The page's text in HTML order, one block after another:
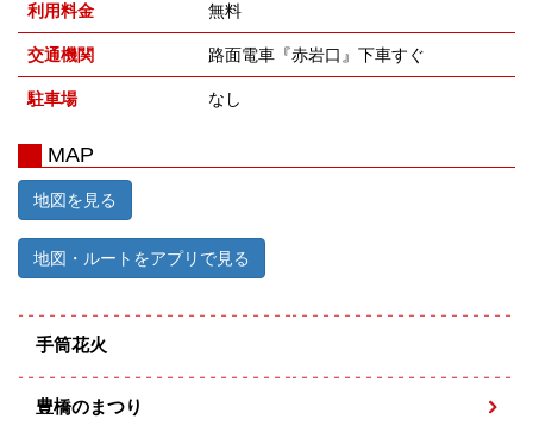
利用料金 無料
交通機関 路面電車『赤岩口』下車すぐ
駐車場 なし
MAP
地図を見る
地図・ルートをアプリで見る
手筒花火
豊橋のまつり